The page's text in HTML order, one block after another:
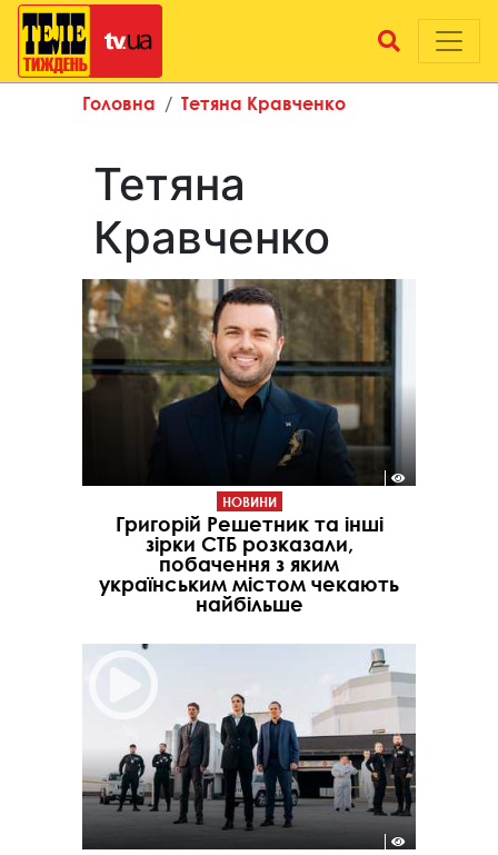
Головна Тетяна Кравченко
Тетяна
Кравченко
НОВИНИ
Григорій Решетник та інші
зірки СТБ розказали,
побачення з яким
українським містом чекають
найбільше